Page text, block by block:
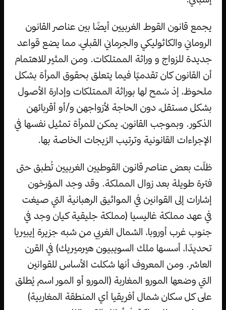
يجمع قانون القوط الغربيين أيضًا بين عناصر القانون
الروماني والكاثوليكي والجرماني القبلي، مما يضع قواعد
جديدة للزواج و وراثة الممتلكات. ومن المثير للاهتمام
أن القانون كان تقدميًا فيما يتعلق بحقوق المرأة بشكل
ملحوظ، إذ سُمح لها بوراثة الممتلكات وإدارة الأصول
بشكل مستقل، دون الحاجة لأزواجهن و/أو أقربائهن
الذكور. وبموجب القانون، يمكن للمرأة تمثيل نفسها في
الإجراءات القانونية وترتيب الزيجات الخاصة بها.
ظلّت بعض عناصر قانون القوطيين الغربيين تُطبق حتى
فترة طويلة بعد زوال المملكة. وقد وجد المؤرخون
إشارات إلى القوانين في المواثيق الرهبانية التي صيغت
في عهد مملكة غاليسيا (مملكة جليقية كيان وجد في
جنوب غرب أوروبا، الشمال الغربي من شبه جزيرة إيبيريا
تحديدًا، أسسها ملك السويبيون هيرميريك) في القرن
العاشر. ومن المعروف أنها شكلت الأساس للقوانين
التي وضعها المورو المغاربة (المورو أو المور اسم يُطلق
على كل سكان شمال أفريقيا أي المنطقة المغاربية)